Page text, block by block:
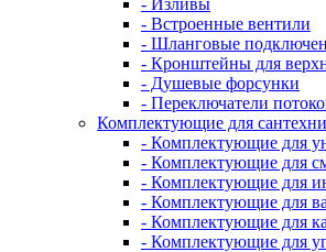
- Изливы
- Встроенные вентили
- Шланговые
- Кронштейны для
- Душевые форсунки
- Переключатели
Комплектующие для
- Комплектующие для
- Комплектующие для
- Комплектующие для
- Комплектующие для
- Комплектующие для
- Комплектующие для